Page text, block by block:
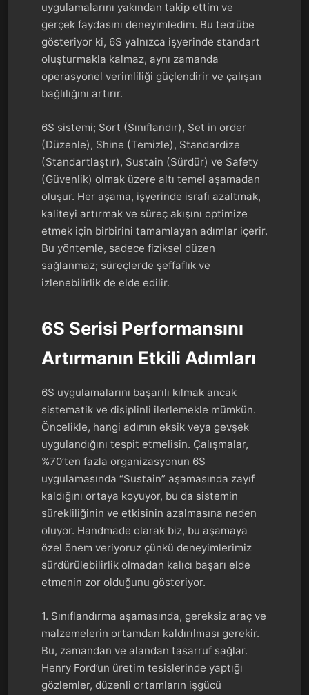
uygulamalarını yakından takip ettim ve
gerçek faydasını deneyimledim. Bu tecrübe
gösteriyor ki, 6S yalnızca işyerinde standart
oluşturmakla kalmaz, aynı zamanda
operasyonel verimliliği güçlendirir ve çalışan
bağlılığını artırır.
6S sistemi; Sort (Sınıflandır), Set in order
(Düzenle), Shine (Temizle), Standardize
(Standartlaştır), Sustain (Sürdür) ve Safety
(Güvenlik) olmak üzere altı temel aşamadan
oluşur. Her aşama, işyerinde israfı azaltmak,
kaliteyi artırmak ve süreç akışını optimize
etmek için birbirini tamamlayan adımlar içerir.
Bu yöntemle, sadece fiziksel düzen
sağlanmaz; süreçlerde şeffaflık ve
izlenebilirlik de elde edilir.
6S Serisi Performansını
Artırmanın Etkili Adımları
6S uygulamalarını başarılı kılmak ancak
sistematik ve disiplinli ilerlemekle mümkün.
Öncelikle, hangi adımın eksik veya gevşek
uygulandığını tespit etmelisin. Çalışmalar,
%70’ten fazla organizasyonun 6S
uygulamasında “Sustain” aşamasında zayıf
kaldığını ortaya koyuyor, bu da sistemin
sürekliliğinin ve etkisinin azalmasına neden
oluyor. Handmade olarak biz, bu aşamaya
özel önem veriyoruz çünkü deneyimlerimiz
sürdürülebilirlik olmadan kalıcı başarı elde
etmenin zor olduğunu gösteriyor.
1. Sınıflandırma aşamasında, gereksiz araç ve
malzemelerin ortamdan kaldırılması gerekir.
Bu, zamandan ve alandan tasarruf sağlar.
Henry Ford’un üretim tesislerinde yaptığı
gözlemler, düzenli ortamların işgücü